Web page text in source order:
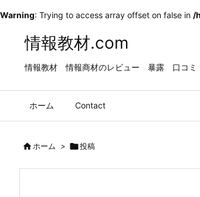
Warning: Trying to access array offset on false in /
情報教材.com
情報教材 情報商材のレビュー 暴露 口コミ
ホーム Contact
ホーム > 投稿